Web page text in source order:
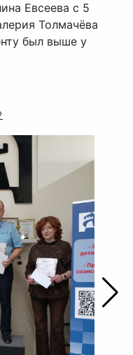
Евсеева с 5
Толмачёва
был выше у